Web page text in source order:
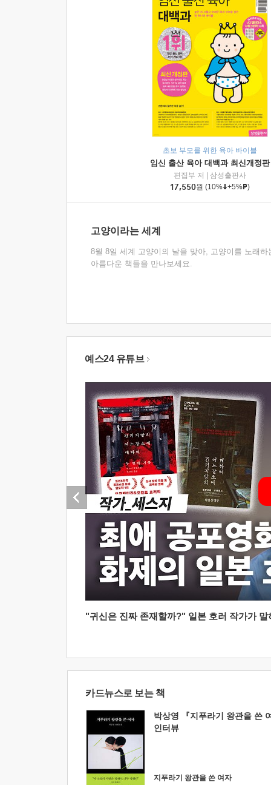
초보 부모를 위한 육아 바이블
임신 출산 육아 대백과 최신개정판
편집부 저
삼성출판사
17,550원 (10% +5% )
고양이라는 세계
8월 8일 세계 고양이의 날을 맞아, 고양이를 노래하
아름다운 책들을 만나보세요.
예스24 유튜브
"귀신은 진짜 존재할까?" 일본 호러 작가가
카드뉴스로 보는 책
박상영 『지푸라기 왕관을 쓴
인터뷰
지푸라기 왕관을 쓴 여자